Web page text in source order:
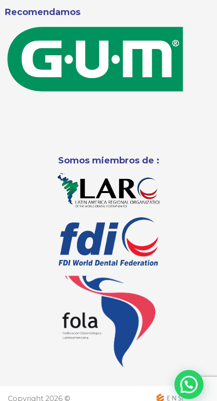
Recomendamos
Somos miembros de :
Copyright 2026 ©